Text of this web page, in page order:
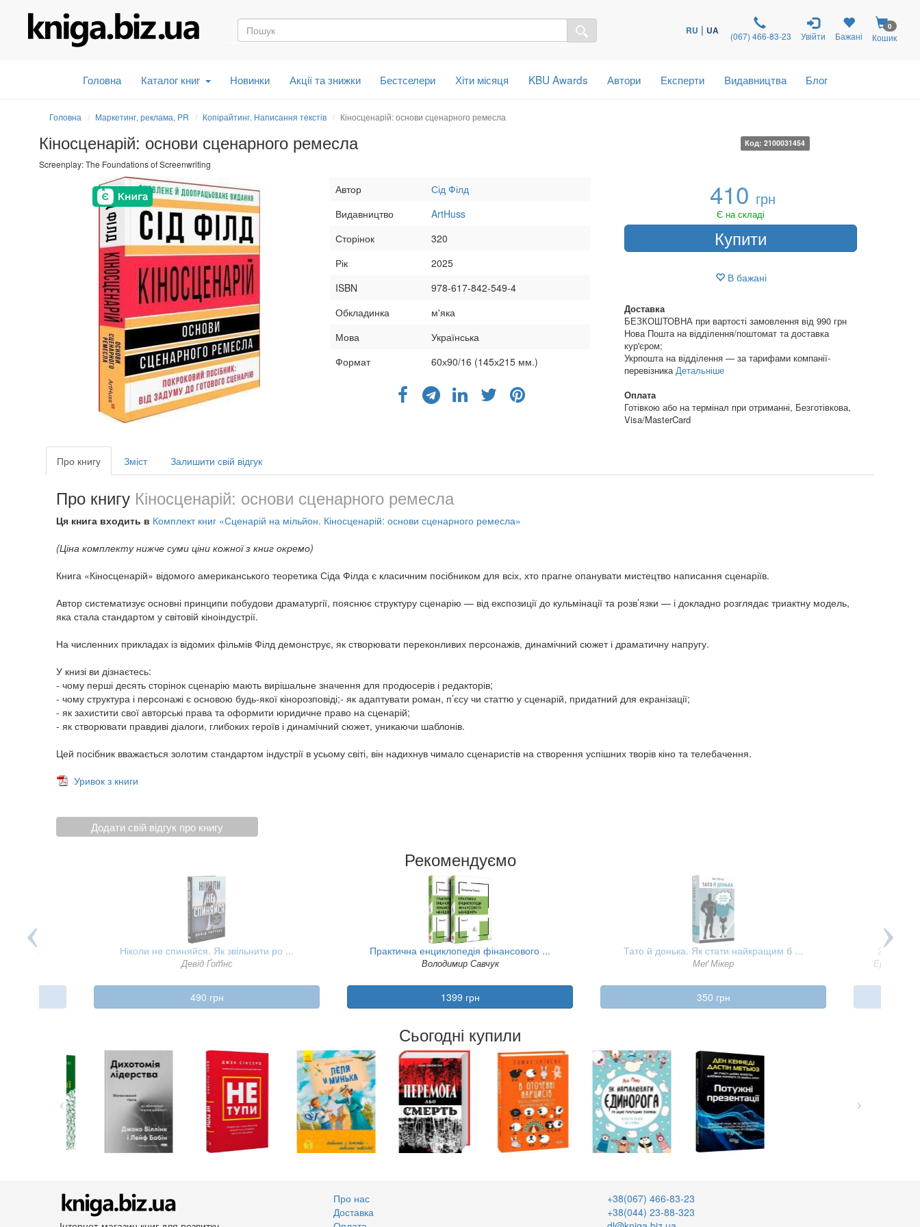
RU | UA (067) 466-83-23 Увійти Бажані
0
Кошик
Головна Каталог книг Новинки Акції та знижки Бестселери Хіти місяця KBU Awards Автори Експерти Видавництва Блог
Головна Маркетинг, реклама, PR Копірайтинг. Написання текстів Кіносценарій: основи сценарного ремесла
Кіносценарій: основи сценарного ремесла
Screenplay: The Foundations of Screenwriting
Код: 2100031454
410 грн
Є на складі
Купити
В бажані
Доставка
БЕЗКОШТОВНА при вартості замовлення від 990 грн
Нова Пошта на відділення/поштомат та доставка
кур'єром;
Укрпошта на відділення — за тарифами компанії-
перевізника Детальніше
Оплата
Готівкою або на термінал при отриманні, Безготівкова,
Visa/MasterCard
Автор
Сід Філд
Видавництво
ArtHuss
Сторінок
320
Рік
2025
ISBN
978-617-842-549-4
Обкладинка
м'яка
Мова
Українська
Формат
60х90/16 (145х215 мм.)
Про книгу Зміст Залишити свій відгук
Про книгу Кіносценарій: основи сценарного ремесла
Ця книга входить в Комплект книг «Сценарій на мільйон. Кіносценарій: основи сценарного ремесла»
(Ціна комплекту нижче суми ціни кожної з книг окремо)
Книга «Кіносценарій» відомого американського теоретика Сіда Філда є класичним посібником для всіх, хто прагне опанувати мистецтво написання сценаріїв.
Автор систематизує основні принципи побудови драматургії, пояснює структуру сценарію — від експозиції до кульмінації та розв’язки — і докладно розглядає триактну модель,
яка стала стандартом у світовій кіноіндустрії.
На численних прикладах із відомих фільмів Філд демонструє, як створювати переконливих персонажів, динамічний сюжет і драматичну напругу.
У книзі ви дізнаєтесь:
- чому перші десять сторінок сценарію мають вирішальне значення для продюсерів і редакторів;
- чому структура і персонажі є основою будь-якої кінорозповіді;- як адаптувати роман, п’єсу чи статтю у сценарій, придатний для екранізації;
- як захистити свої авторські права та оформити юридичне право на сценарій;
- як створювати правдиві діалоги, глибоких героїв і динамічний сюжет, уникаючи шаблонів.
Цей посібник вважається золотим стандартом індустрії в усьому світі, він надихнув чимало сценаристів на створення успішних творів кіно та телебачення.
Уривок з книги
Додати свій відгук про книгу
Рекомендуємо
нашо ... Ніколи не спиняйся. Як звільнити ро ...
Девід Ґоґґінс
490 грн
Практична енциклопедія фінансового ...
Володимир Савчук
1399 грн
Тато й донька. Як стати найкращим б ...
Меґ Мікер
350 грн
2024
Ерік Ван
Сьогодні купили
Про нас
Доставка
+38(067) 466-83-23
+38(044) 23-88-323